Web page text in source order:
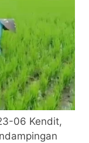
06 Kendit,